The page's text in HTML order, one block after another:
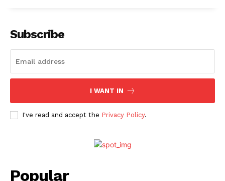
Subscribe
I WANT IN
I've read and accept the Privacy Policy.
Popular